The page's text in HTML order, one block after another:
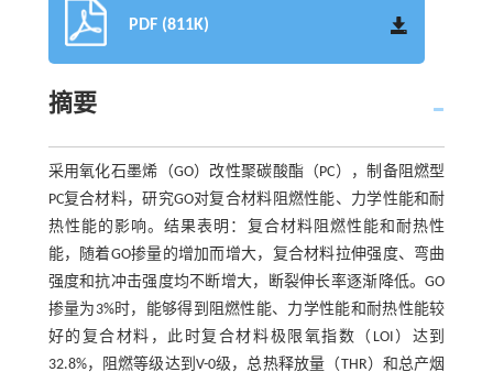
PDF (811K)
摘要
采用氧化石墨烯（GO）改性聚碳酸酯（PC），制备阻燃型
PC复合材料，研究GO对复合材料阻燃性能、力学性能和耐
热性能的影响。结果表明：复合材料阻燃性能和耐热性
能，随着GO掺量的增加而增大，复合材料拉伸强度、弯曲
强度和抗冲击强度均不断增大，断裂伸长率逐渐降低。GO
掺量为3%时，能够得到阻燃性能、力学性能和耐热性能较
好的复合材料，此时复合材料极限氧指数（LOI）达到
32.8%，阻燃等级达到V-0级，总热释放量（THR）和总产烟